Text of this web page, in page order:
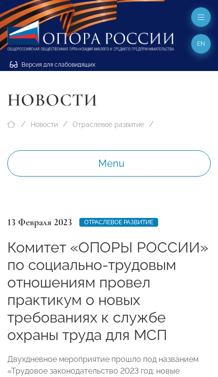
Версия для слабовидящих
EN
НОВОСТИ
Новости Отраслевое развитие
Menu
13 Февраля 2023 ОТРАСЛЕВОЕ РАЗВИТИЕ
Комитет «ОПОРЫ РОССИИ»
по социально-трудовым
отношениям провел
практикум о новых
требованиях к службе
охраны труда для МСП
Двухдневное мероприятие прошло под названием
«Трудовое законодательство 2023 год: новые